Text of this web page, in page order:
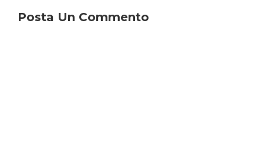
Posta Un Commento